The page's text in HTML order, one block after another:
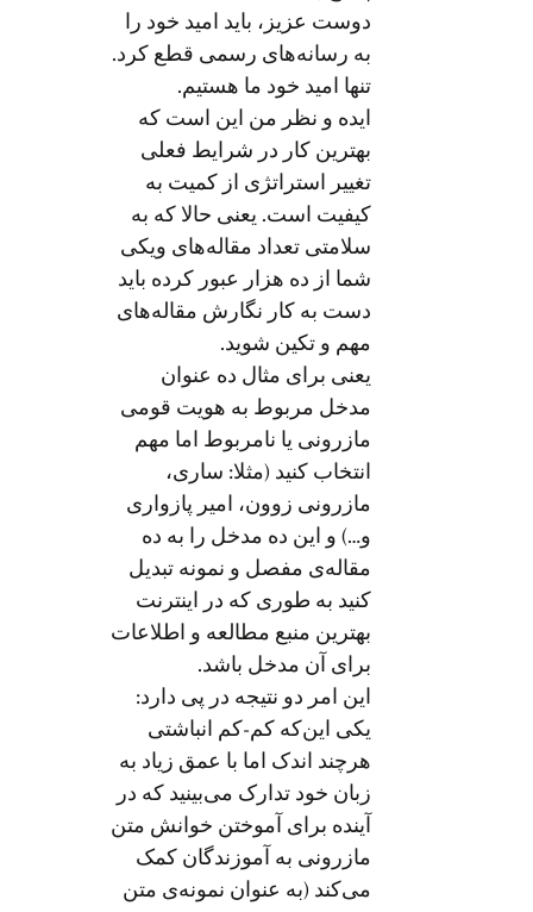
دوست عزیز، باید امید خود را
به رسانه‌های رسمی قطع کرد.
تنها امید خود ما هستیم.
ایده و نظر من این است که
بهترین کار در شرایط فعلی
تغییر استراتژی از کمیت به
کیفیت است. یعنی حالا که به
سلامتی تعداد مقاله‌های ویکی
شما از ده هزار عبور کرده باید
دست به کار نگارش مقاله‌های
مهم و تکین شوید.
یعنی برای مثال ده عنوان
مدخل مربوط به هویت قومی
مازرونی یا نامربوط اما مهم
انتخاب کنید (مثلا: ساری،
مازرونی زوون، امیر پازواری
و…) و این ده مدخل را به ده
مقاله‌ی مفصل و نمونه تبدیل
کنید به طوری که در اینترنت
بهترین منبع مطالعه و اطلاعات
برای آن مدخل باشد.
این امر دو نتیجه در پی دارد:
یکی این‌که کم-کم انباشتی
هرچند اندک اما با عمق زیاد به
زبان خود تدارک می‌بینید که در
آینده برای آموختن خوانش متن
مازرونی به آموزندگان کمک
می‌کند (به عنوان نمونه‌ی متن